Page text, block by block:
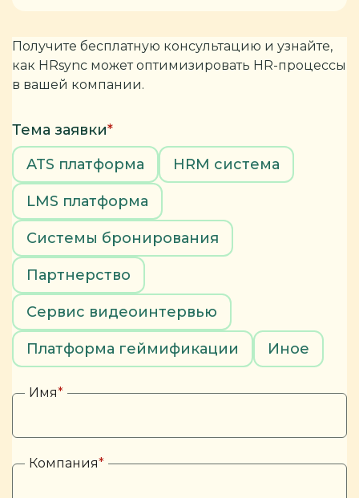
Получите бесплатную консультацию и узнайте,
как HRsync может оптимизировать HR-процессы
в вашей компании.
Тема заявки*
ATS платформа
HRM система
LMS платформа
Системы бронирования
Партнерство
Сервис видеоинтервью
Платформа геймификации Иное
Имя*
Компания*